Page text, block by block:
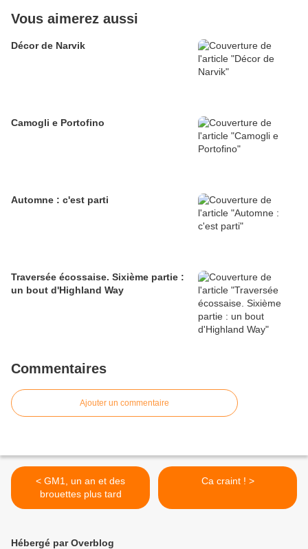
Vous aimerez aussi
Décor de Narvik
Camogli e Portofino
Automne : c'est parti
Traversée écossaise. Sixième partie :
un bout d'Highland Way
Commentaires
Ajouter un commentaire
< GM1, un an et des
brouettes plus tard
Ca craint ! >
Hébergé par Overblog